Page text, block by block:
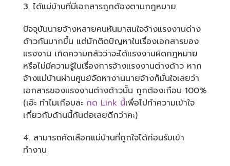
3. ได้แม่บ้านที่มีเอกสารถูกต้องตามกฎหมาย
ปัจจุบันนายจ้างหลายคนหันมาสนใจจ้างแรงงานด่าง
ด้าวกันมากขึ้น แต่มักติดปัญหาในเรื่องเอกสารของ
แรงงาน เกิดความกลัวว่าจะได้แรงงานผิดกฎหมาย
หรือไม่มีความรู้ในเรื่องการจ้างแรงงานต่างด้าว หาก
จ้างแม่บ้านผ่านศูนย์จัดหางานนายจ้างก็มั่นใจเลยว่า
เอกสารของแรงงานต่างด้าวนั้น ถูกต้องเกือบ 100%
(เอ๊ะ ทำไมเกือบละ กด Link นี้เพื่อไปทำความเข้าใจ
เกี่ยวกับด้านนี้กันต่อเลยดีกว่าคะ)
4. สามารถคัดเลือกแม่บ้านที่ถูกใจได้ก่อนรับเข้า
ทำงาน